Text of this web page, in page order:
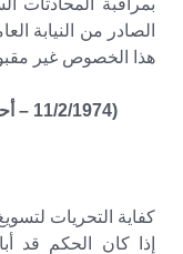
بمراقبة المحادثات
الصادر من النيابة
هذا الخصوص غير
(11/2/1974 – أحكام النقض – س25 ق31 ص318) .
كفاية التحريات
إذا كان الحكم قد